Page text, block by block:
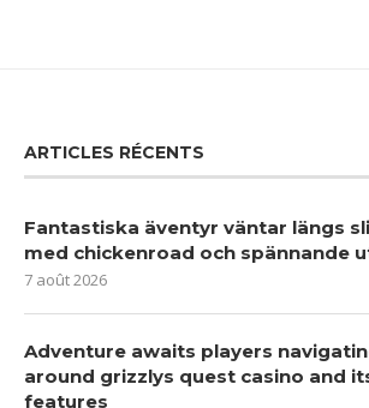
ARTICLES RÉCENTS
Fantastiska äventyr väntar längs
med chickenroad och spännande
7 août 2026
Adventure awaits players
around grizzlys quest casino and
features